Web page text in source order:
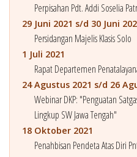
Perpisahan Pdt. Addi Soselia
29 Juni 2021 s/d 30 Juni
Persidangan Majelis Klasis Solo
1 Juli 2021
Rapat Departemen
24 Agustus 2021 s/d 26
Webinar DKP: "Penguatan
Lingkup SW Jawa Tengah"
18 Oktober 2021
Penahbisan Pendeta Atas Diri